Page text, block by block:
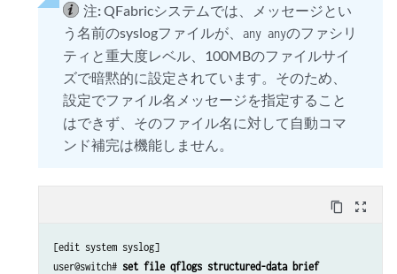
注:QFabricシステムでは、メッセージとい
う名前のsyslogファイルが、any anyのファシリ
ティと重大度レベル、100MBのファイルサイ
ズで暗黙的に設定されています。そのため、
設定でファイル名 メッセージを指定すること
はできず、そのファイル名に対して自動コマ
ンド補完は機能しません。
content_copy zoom_out_map
[edit system syslog]
user@switch# set file qflogs structured-data brief